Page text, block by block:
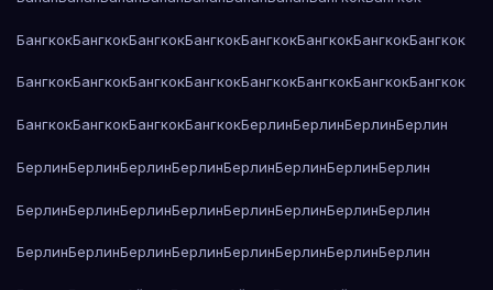
БангкокБангкокБангкокБангкокБангкокБангкокБангкокБангкок
БангкокБангкокБангкокБангкокБангкокБангкокБангкокБангкок
БангкокБангкокБангкокБангкокБерлинБерлинБерлинБерлин
БерлинБерлинБерлинБерлинБерлинБерлинБерлинБерлин
БерлинБерлинБерлинБерлинБерлинБерлинБерлинБерлин
БерлинБерлинБерлинБерлинБерлинБерлинБерлинБерлин